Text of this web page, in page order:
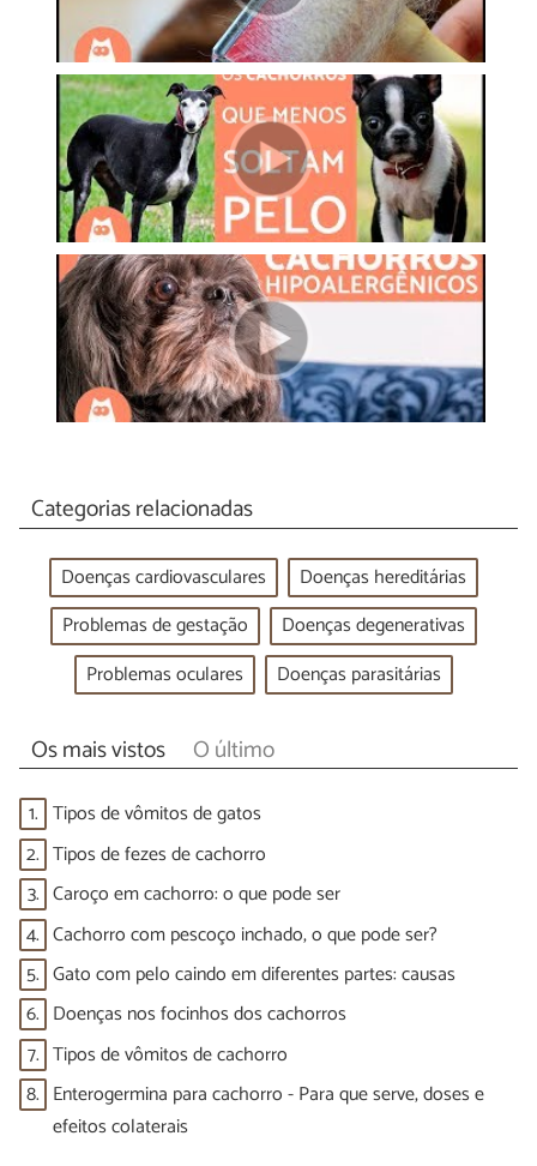
Categorias relacionadas
Doenças cardiovasculares
Doenças hereditárias
Problemas de gestação
Doenças degenerativas
Problemas oculares
Doenças parasitárias
Os mais vistos O último
1. Tipos de vômitos de gatos
2. Tipos de fezes de cachorro
3. Caroço em cachorro: o que pode ser
4. Cachorro com pescoço inchado, o que pode ser?
5. Gato com pelo caindo em diferentes partes: causas
6. Doenças nos focinhos dos cachorros
7. Tipos de vômitos de cachorro
8. Enterogermina para cachorro - Para que serve, doses e
efeitos colaterais